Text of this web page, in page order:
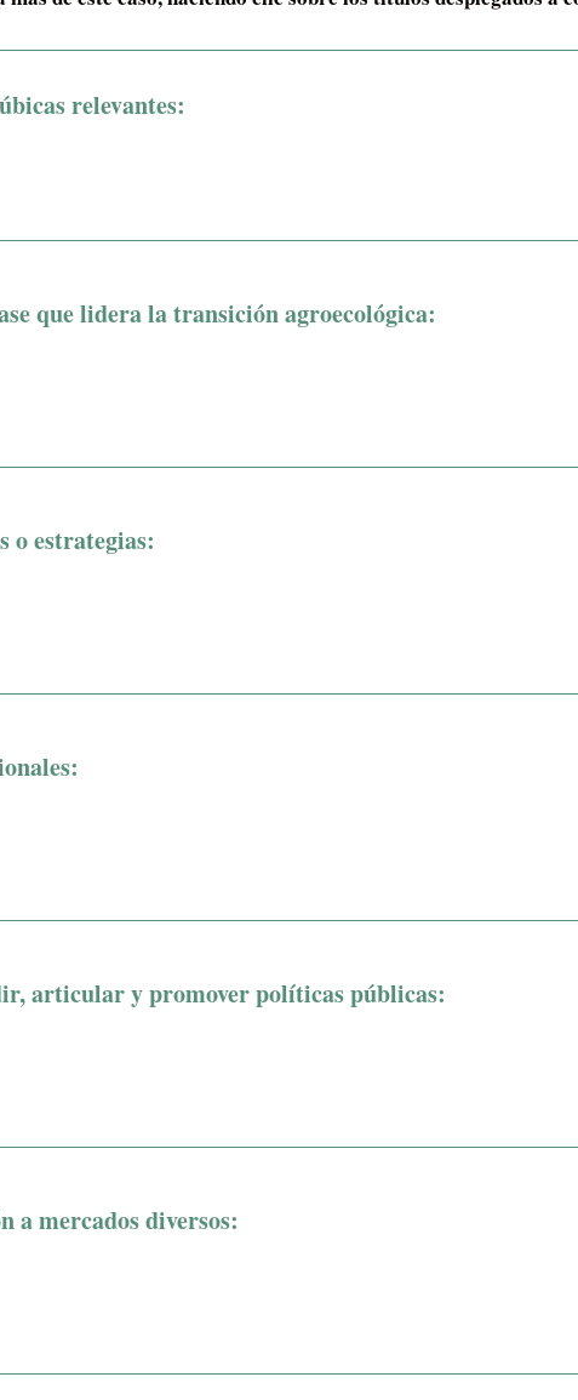
relevantes:
que lidera la transición agroecológica:
o estrategias:
articular y promover políticas públicas:
a mercados diversos: